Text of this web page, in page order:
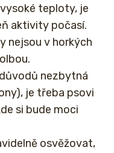
teploty, je
aktivity počasí.
nejsou v horkých
nezbytná
je třeba psovi
si bude moci
osvěžovat,